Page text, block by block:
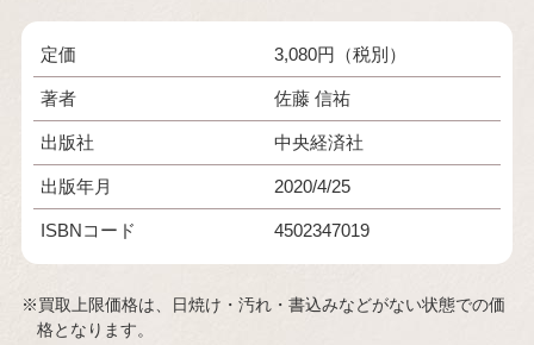
定価 3,080円（税別）
著者 佐藤 信祐
出版社 中央経済社
出版年月 2020/4/25
ISBNコード 4502347019
※買取上限価格は、日焼け・汚れ・書込みなどがない状態での価
格となります。